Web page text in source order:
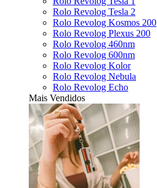
Rolo Revolog Tesla 2
Rolo Revolog Kosmos 200
Rolo Revolog Plexus 200
Rolo Revolog 460nm
Rolo Revolog 600nm
Rolo Revolog Kolor
Rolo Revolog Nebula
Rolo Revolog Echo
Mais Vendidos